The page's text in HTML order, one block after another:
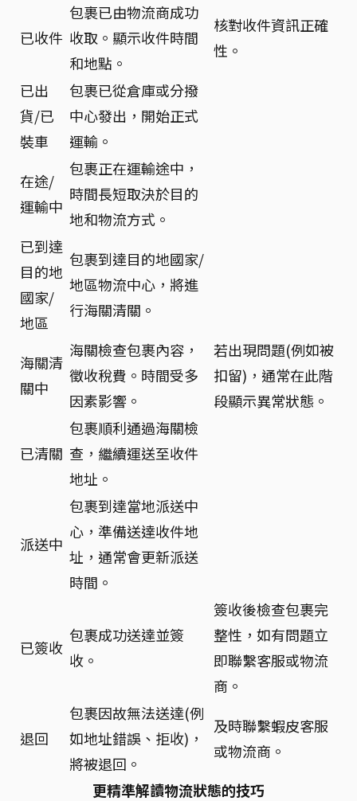
已收件
包裹已由物流商成功
收取。顯示收件時間
和地點。
核對收件資訊正確
性。
已出
貨/已
裝車
包裹已從倉庫或分撥
中心發出，開始正式
運輸。
在途/
運輸中
包裹正在運輸途中，
時間長短取決於目的
地和物流方式。
已到達
目的地
國家/
地區
包裹到達目的地國家/
地區物流中心，將進
行海關清關。
海關清
關中
海關檢查包裹內容，
徵收稅費。時間受多
因素影響。
若出現問題(例如被
扣留)，通常在此階
段顯示異常狀態。
已清關
包裹順利通過海關檢
查，繼續運送至收件
地址。
派送中
包裹到達當地派送中
心，準備送達收件地
址，通常會更新派送
時間。
已簽收
包裹成功送達並簽
收。
簽收後檢查包裹完
整性，如有問題立
即聯繫客服或物流
商。
退回
包裹因故無法送達(例
如地址錯誤、拒收)，
將被退回。
及時聯繫蝦皮客服
或物流商。
更精準解讀物流狀態的技巧